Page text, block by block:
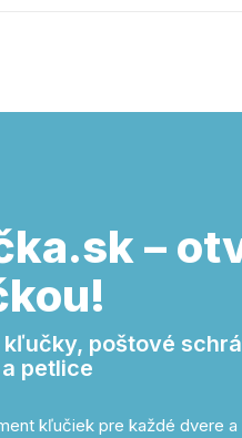
–
poštové
petlice
kľučiek pre každé dvere